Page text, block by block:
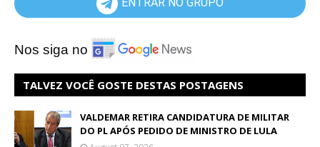
Nos siga no
TALVEZ VOCÊ GOSTE DESTAS POSTAGENS
VALDEMAR RETIRA CANDIDATURA DE MILITAR
DO PL APÓS PEDIDO DE MINISTRO DE LULA